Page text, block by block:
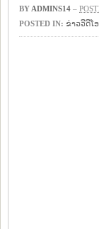
BY ADMINS14 –
POSTED IN: ຂ່າວ​ວີ​ດີ​ໂອ